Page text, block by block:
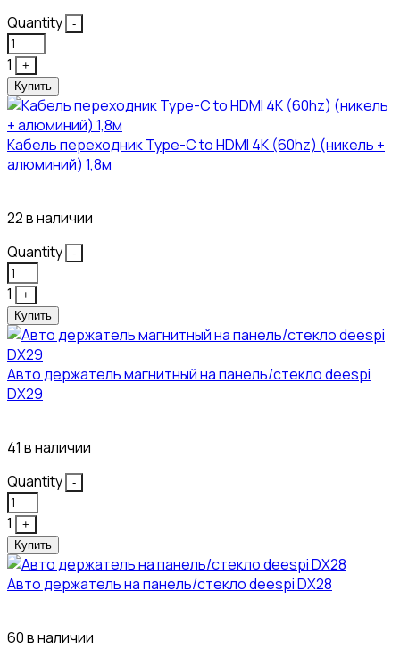
Quantity
-
1
+
Купить
Кабель переходник Type-C to HDMI 4K (60hz) (никель +
алюминий) 1,8м
22 в наличии
Quantity
-
1
+
Купить
Авто держатель магнитный на панель/стекло deespi
DX29
41 в наличии
Quantity
-
1
+
Купить
Авто держатель на панель/стекло deespi DX28
60 в наличии